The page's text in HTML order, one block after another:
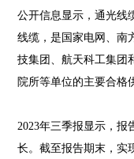
公开信息显示，通光线
线缆，是国家电网、南
技集团、航天科工集团
院所等单位的主要合格
2023年三季报显示，
长。截至报告期末，实